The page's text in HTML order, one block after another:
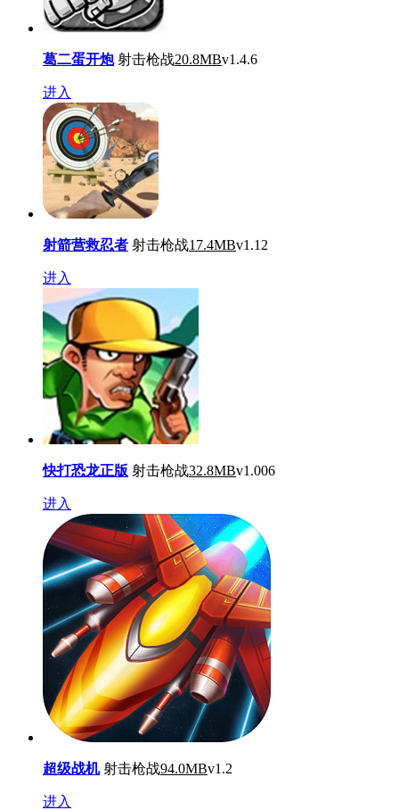
葛二蛋开炮 射击枪战20.8MBv1.4.6
进入
射箭营救忍者 射击枪战17.4MBv1.12
进入
快打恐龙正版 射击枪战32.8MBv1.006
进入
超级战机 射击枪战94.0MBv1.2
进入